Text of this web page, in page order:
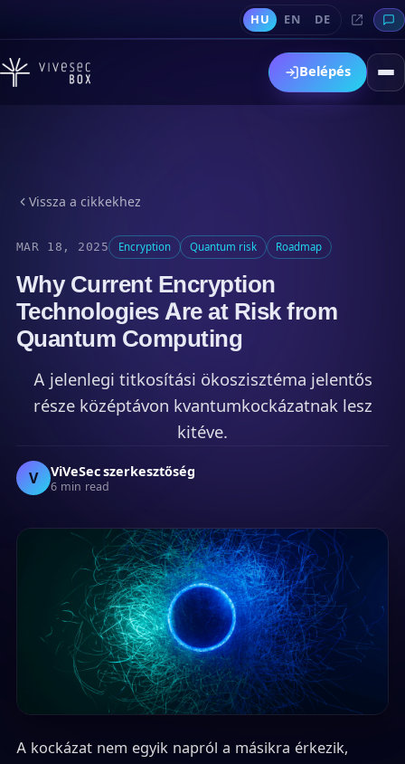
HU EN DE
Belépés
Vissza a cikkekhez
MAR 18, 2025 Encryption Quantum risk Roadmap
Why Current Encryption
Technologies Are at Risk from
Quantum Computing
A jelenlegi titkosítási ökoszisztéma jelentős
része középtávon kvantumkockázatnak lesz
kitéve.
V ViVeSec szerkesztőség
6 min read
A kockázat nem egyik napról a másikra érkezik,